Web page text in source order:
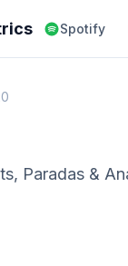
Spotify
Paradas &